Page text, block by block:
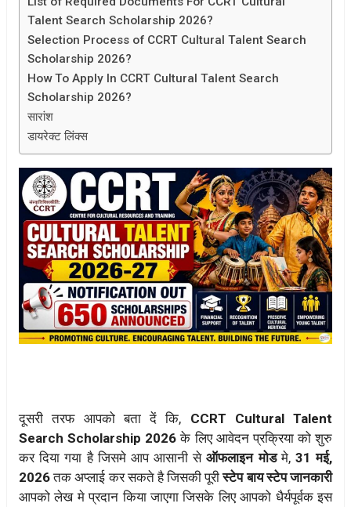
Talent Search Scholarship 2026?
Selection Process of CCRT Cultural Talent Search
Scholarship 2026?
How To Apply In CCRT Cultural Talent Search
Scholarship 2026?
सारांश
डायरेक्ट लिंक्स
दूसरी तरफ आपको बता दें कि, CCRT Cultural Talent
Search Scholarship 2026के लिए आवेदन प्रक्रिया को शुरु
कर दिया गया है जिसमे आप आसानी सेऑफलाइन मोडमे, 31 मई,
2026तक अप्लाई कर सकते है जिसकी पूरीस्टेप बाय स्टेप जानकारी
आपको लेख मे प्रदान किया जाएगा जिसके लिए आपको धैर्यपूर्वक इस